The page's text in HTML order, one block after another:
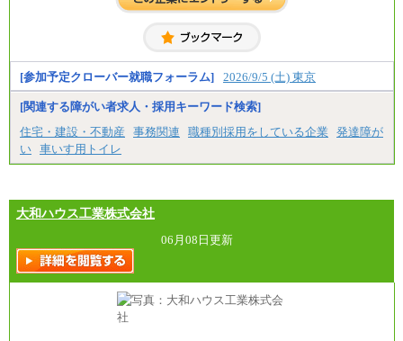
【アルバイト・パート・時給制】
神奈川/1,390円～、静岡/1,240円～、滋賀/1,220円
～、
愛知/1,290円～
※正社員・契約社員登用制度あり
※上記給与をベースにスキル・経験に応じて、決定
します。
※試用期間中も給与に変更はございません
[参加予定クローバー就職フォーラム] 2026/9/5 (土) 東京
[関連する障がい者求人・採用キーワード検索]
住宅・建設・不動産
事務関連 職種別採用をしている企業
発達障が
い 車いす用トイレ
大和ハウス工業株式会社
06月08日更新